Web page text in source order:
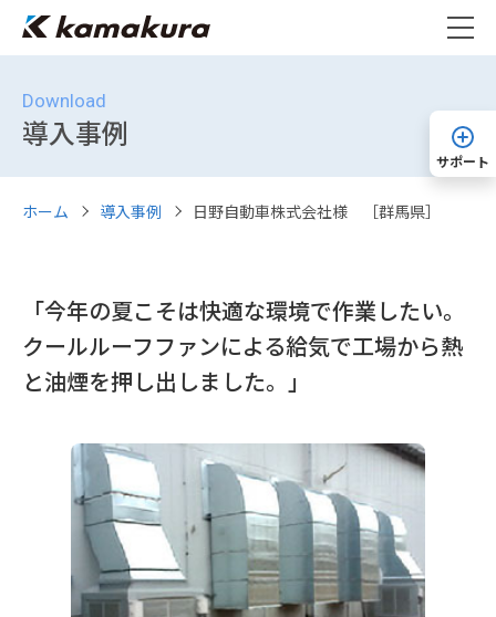
Download
導入事例
ホーム 導入事例 日野自動車株式会社様 ［群馬県］
「今年の夏こそは快適な環境で作業したい。
クールルーフファンによる給気で工場から熱
と油煙を押し出しました。」
サポート